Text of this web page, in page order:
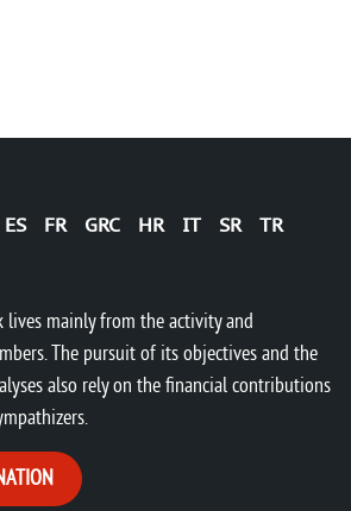
ES FR GRC HR IT SR TR
mainly from the activity and
The pursuit of its objectives and the
also rely on the financial contributions